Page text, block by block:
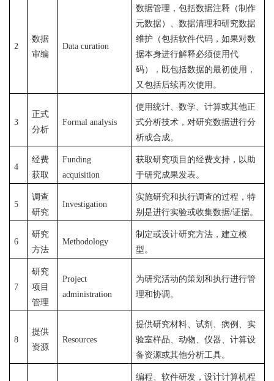
2
数据
审编
Data curation
数据管理，包括数据注释（制作
元数据）、数据清理和研究数据
维护（包括软件代码，如果对数
据本身进行解释必须使用代
码），既包括数据的最初使用，
又包括后续再次使用。
3
正式
分析
Formal analysis
使用统计、数学、计算或其他正
式分析技术，对研究数据进行分
析或合成。
4
经费
获取
Funding
acquisition
获取研究项目的经费支持，以助
于研究成果发表。
5
调查
研究
Investigation
实施研究和执行调查的过程，特
别是进行实验或收集数据/证据。
6
研究
方法
Methodology
制定或设计研究方法，建立模
型。
7
研究
项目
管理
Project
administration
为研究活动的策划和执行进行管
理和协调。
8
提供
资源
Resources
提供研究材料、试剂、病例、实
验室样品、动物、仪器、计算设
备资源或其他分析工具。
编程、软件研发，设计计算机程